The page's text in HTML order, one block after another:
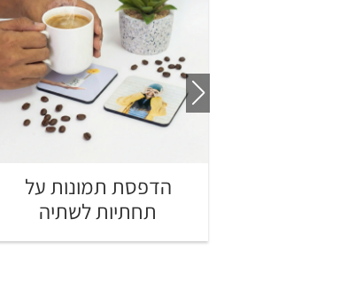
הדפסת תמונות על
תחתיות לשתיה